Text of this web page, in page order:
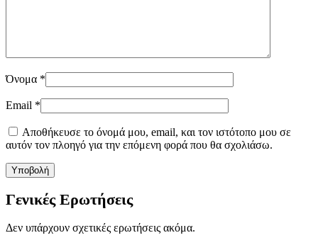
Όνομα *
Email *
Αποθήκευσε το όνομά μου, email, και τον ιστότοπο μου σε
αυτόν τον πλοηγό για την επόμενη φορά που θα σχολιάσω.
Γενικές Ερωτήσεις
Δεν υπάρχουν σχετικές ερωτήσεις ακόμα.